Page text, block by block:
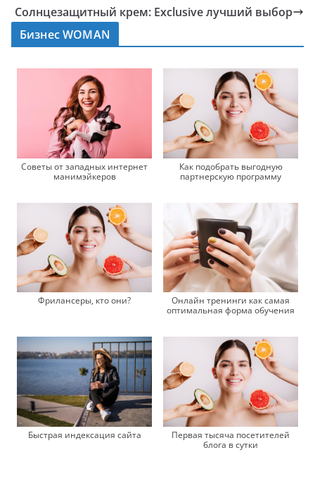
Солнцезащитный крем: Exclusive лучший выбор
Бизнес WOMAN
Советы от западных интернет
манимэйкеров
Как подобрать выгодную
партнерскую программу
Фрилансеры, кто они?
Онлайн тренинги как самая
оптимальная форма обучения
Быстрая индексация сайта
Первая тысяча посетителей
блога в сутки